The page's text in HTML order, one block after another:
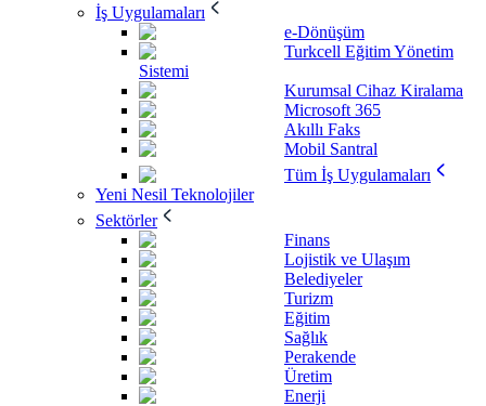
İş Uygulamaları
e-Dönüşüm
Turkcell Eğitim Yönetim
Sistemi
Kurumsal Cihaz Kiralama
Microsoft 365
Akıllı Faks
Mobil Santral
Tüm İş Uygulamaları
Yeni Nesil Teknolojiler
Sektörler
Finans
Lojistik ve Ulaşım
Belediyeler
Turizm
Eğitim
Sağlık
Perakende
Üretim
Enerji